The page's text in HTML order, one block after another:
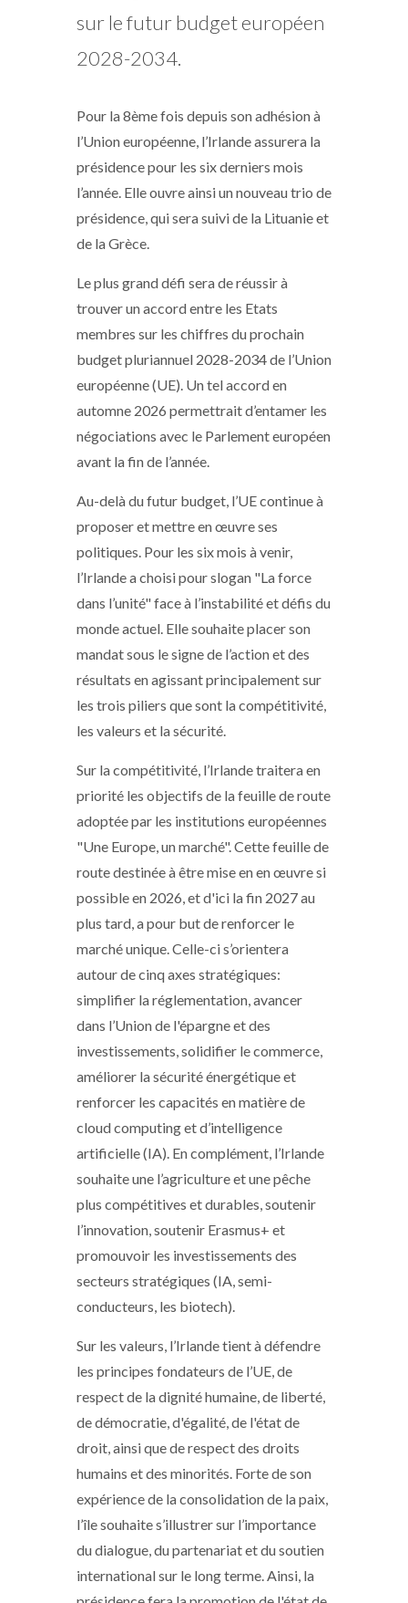
sur le futur budget européen
2028-2034.
Pour la 8ème fois depuis son adhésion à
l’Union européenne, l’Irlande assurera la
présidence pour les six derniers mois
l’année. Elle ouvre ainsi un nouveau trio de
présidence, qui sera suivi de la Lituanie et
de la Grèce.
Le plus grand défi sera de réussir à
trouver un accord entre les Etats
membres sur les chiffres du prochain
budget pluriannuel 2028-2034 de l’Union
européenne (UE). Un tel accord en
automne 2026 permettrait d’entamer les
négociations avec le Parlement européen
avant la fin de l’année.
Au-delà du futur budget, l’UE continue à
proposer et mettre en œuvre ses
politiques. Pour les six mois à venir,
l’Irlande a choisi pour slogan "La force
dans l’unité" face à l’instabilité et défis du
monde actuel. Elle souhaite placer son
mandat sous le signe de l’action et des
résultats en agissant principalement sur
les trois piliers que sont la compétitivité,
les valeurs et la sécurité.
Sur la compétitivité, l’Irlande traitera en
priorité les objectifs de la feuille de route
adoptée par les institutions européennes
"Une Europe, un marché". Cette feuille de
route destinée à être mise en en œuvre si
possible en 2026, et d'ici la fin 2027 au
plus tard, a pour but de renforcer le
marché unique. Celle-ci s’orientera
autour de cinq axes stratégiques:
simplifier la réglementation, avancer
dans l’Union de l'épargne et des
investissements, solidifier le commerce,
améliorer la sécurité énergétique et
renforcer les capacités en matière de
cloud computing et d’intelligence
artificielle (IA). En complément, l’Irlande
souhaite une l’agriculture et une pêche
plus compétitives et durables, soutenir
l’innovation, soutenir Erasmus+ et
promouvoir les investissements des
secteurs stratégiques (IA, semi-
conducteurs, les biotech).
Sur les valeurs, l’Irlande tient à défendre
les principes fondateurs de l’UE, de
respect de la dignité humaine, de liberté,
de démocratie, d'égalité, de l'état de
droit, ainsi que de respect des droits
humains et des minorités. Forte de son
expérience de la consolidation de la paix,
l’île souhaite s’illustrer sur l’importance
du dialogue, du partenariat et du soutien
international sur le long terme. Ainsi, la